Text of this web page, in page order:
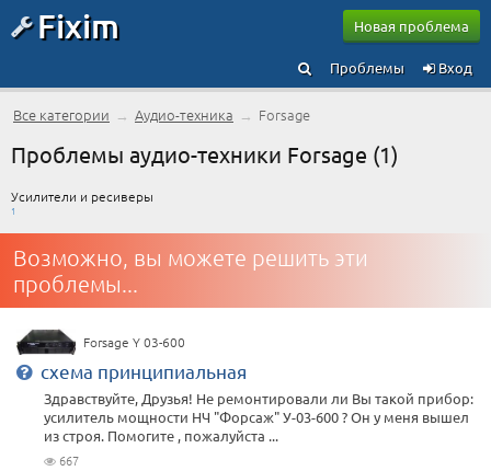
Fixim Новая проблема
Вход
Проблемы
Все категории → Аудио-техника → Forsage
Проблемы аудио-техники Forsage (1)
Усилители и ресиверы
1
Возможно, вы можете решить эти
проблемы...
Forsage Y 03-600
схема принципиальная
Здравствуйте, Друзья! Не ремонтировали ли Вы такой прибор:
усилитель мощности НЧ "Форсаж" У-03-600 ? Он у меня вышел
из строя. Помогите , пожалуйста ...
667